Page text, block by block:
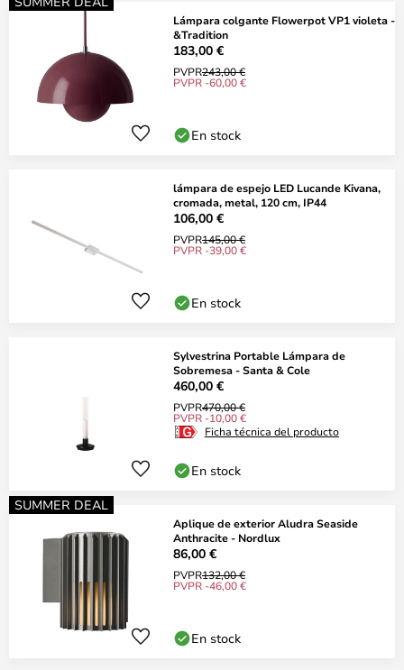
Lámpara colgante Flowerpot VP1 violeta -
&Tradition
183,00 €
PVPR243,00 €
PVPR -60,00 €
En stock
lámpara de espejo LED Lucande Kivana,
cromada, metal, 120 cm, IP44
106,00 €
PVPR145,00 €
PVPR -39,00 €
En stock
Sylvestrina Portable Lámpara de
Sobremesa - Santa & Cole
460,00 €
PVPR470,00 €
PVPR -10,00 €
Ficha técnica del producto
En stock
SUMMER DEAL
Aplique de exterior Aludra Seaside
Anthracite - Nordlux
86,00 €
PVPR132,00 €
PVPR -46,00 €
En stock